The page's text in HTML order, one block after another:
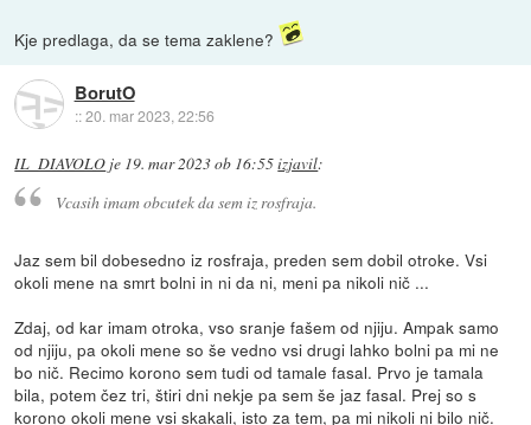
Kje predlaga, da se tema zaklene?
BorutO
::20. mar 2023, 22:56
IL_DIAVOLO je 19. mar 2023 ob 16:55izjavil:
Vcasih imam obcutek da sem iz rosfraja.
Jaz sem bil dobesedno iz rosfraja, preden sem dobil otroke. Vsi
okoli mene na smrt bolni in ni da ni, meni pa nikoli nič ...
Zdaj, od kar imam otroka, vso sranje fašem od njiju. Ampak samo
od njiju, pa okoli mene so še vedno vsi drugi lahko bolni pa mi ne
bo nič. Recimo korono sem tudi od tamale fasal. Prvo je tamala
bila, potem čez tri, štiri dni nekje pa sem še jaz fasal. Prej so s
korono okoli mene vsi skakali, isto za tem, pa mi nikoli ni bilo nič.